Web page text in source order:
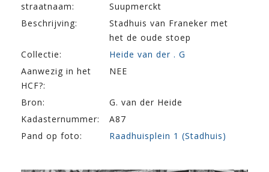
straatnaam:
Suupmerckt
Beschrijving:
Stadhuis van Franeker met
het de oude stoep
Collectie:
Heide van der . G
Aanwezig in het
HCF?:
NEE
Bron:
G. van der Heide
Kadasternummer:
A87
Pand op foto:
Raadhuisplein 1 (Stadhuis)